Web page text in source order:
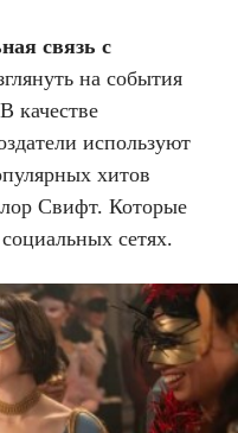
связь с
на события
качестве
используют
хитов
Свифт. Которые
сетях.